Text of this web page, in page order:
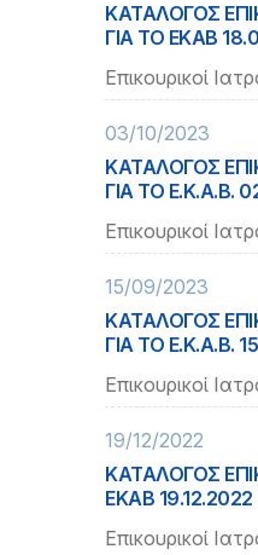
ΚΑΤΑΛΟΓΟΣ
ΓΙΑ ΤΟ ΕΚΑΒ
Επικουρικοί
03/10/2023
ΚΑΤΑΛΟΓΟΣ
ΓΙΑ ΤΟ Ε.Κ.Α.Β.
Επικουρικοί
15/09/2023
ΚΑΤΑΛΟΓΟΣ
ΓΙΑ ΤΟ Ε.Κ.Α.Β.
Επικουρικοί
19/12/2022
ΚΑΤΑΛΟΓΟΣ
ΕΚΑΒ 19.12.2022
Επικουρικοί